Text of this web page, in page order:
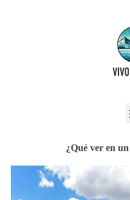
¿Qué ver en